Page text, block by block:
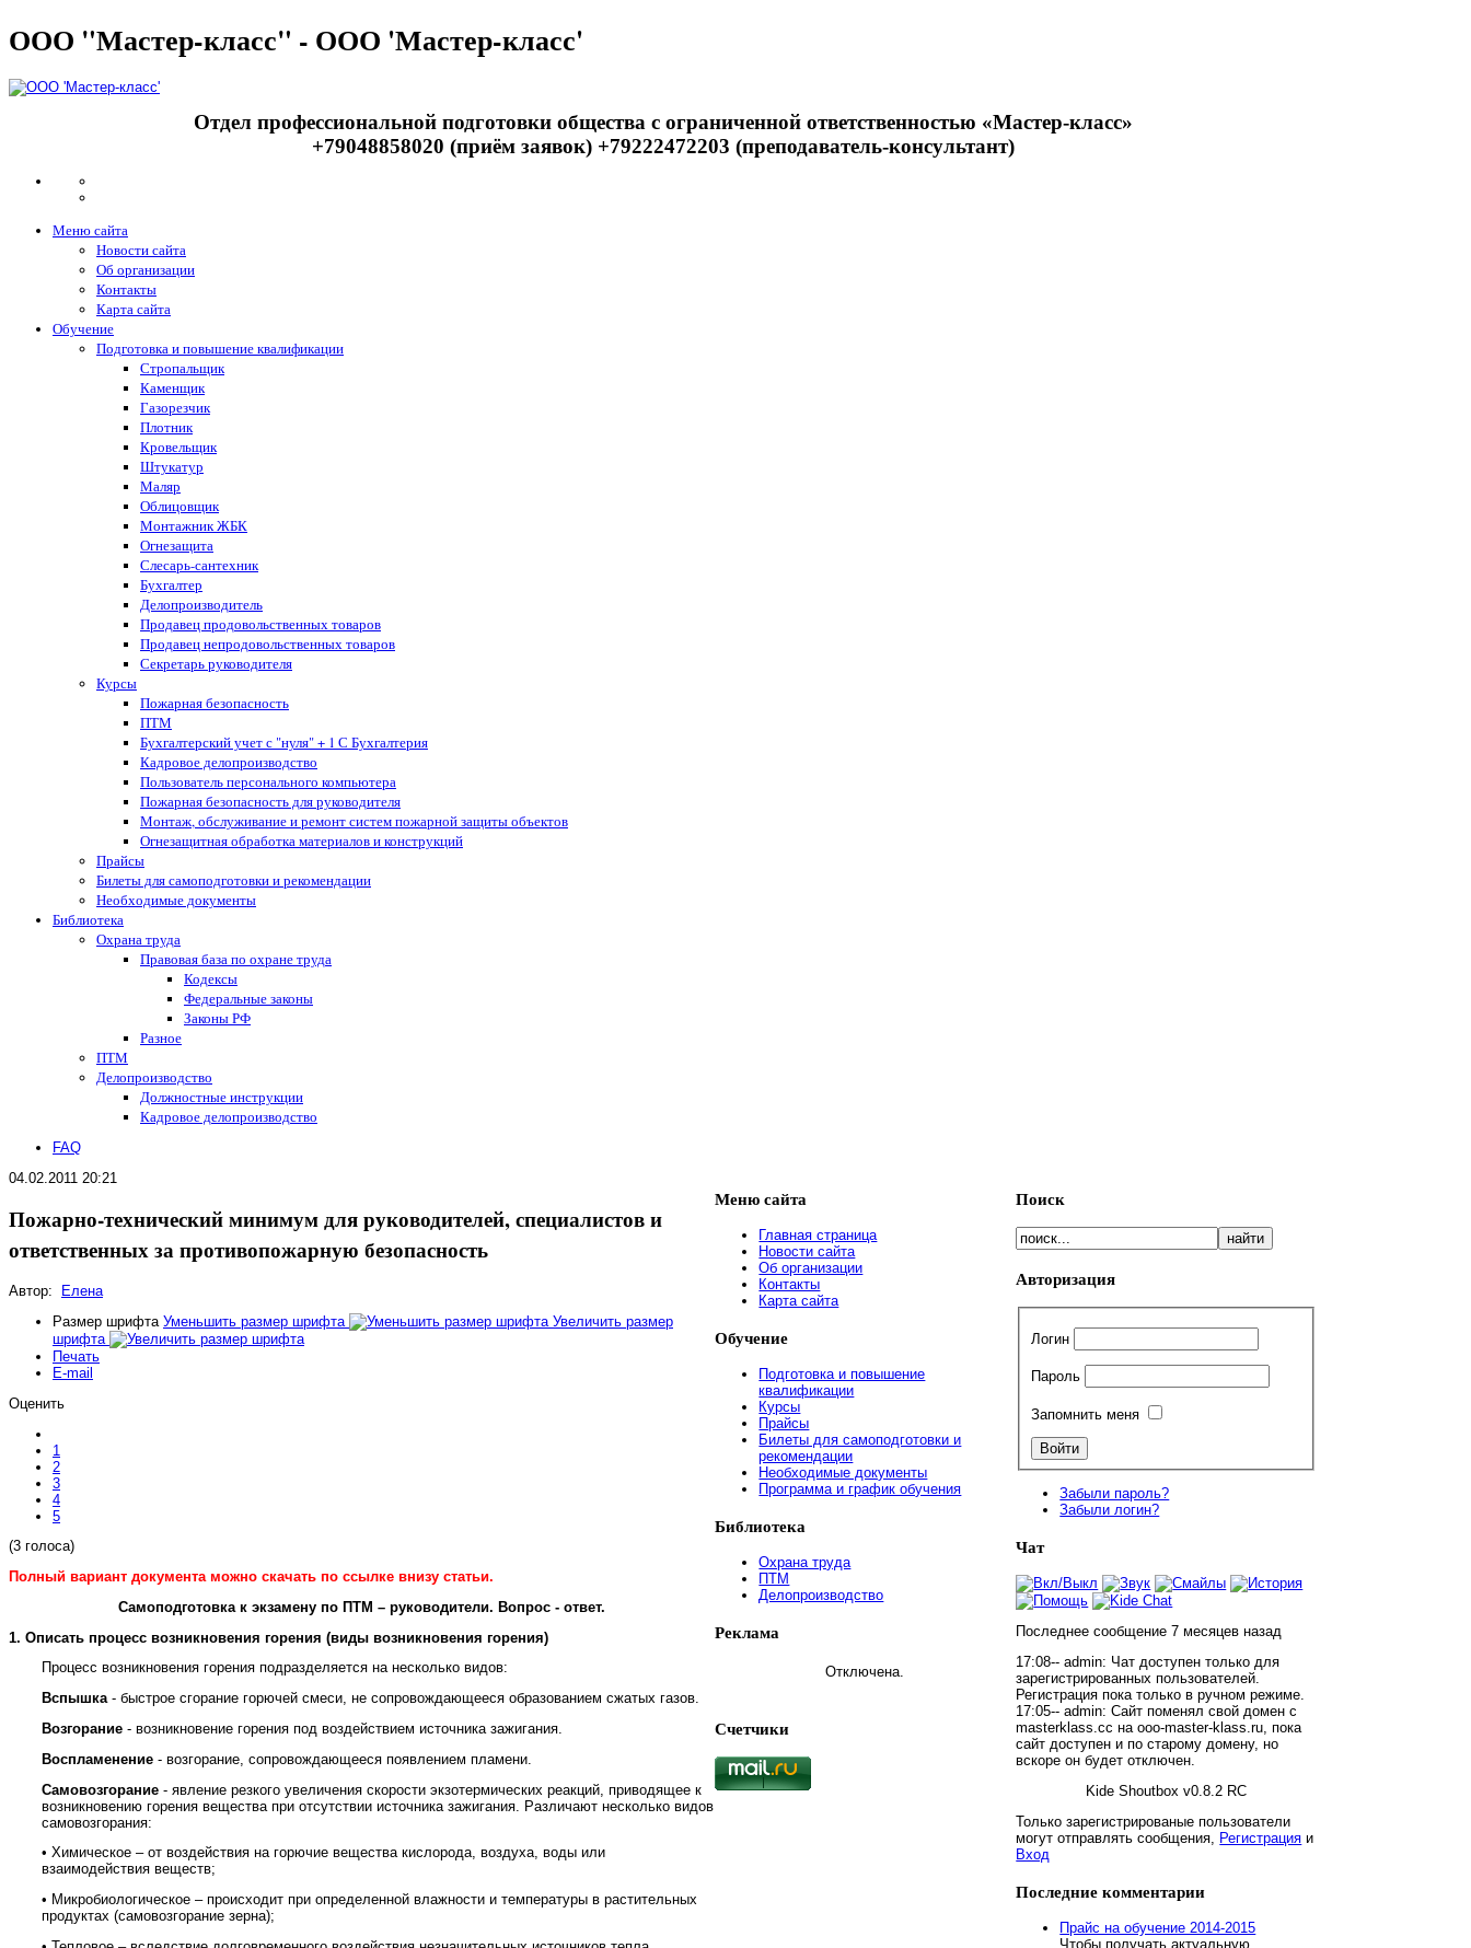
ООО "Мастер-класс" - ООО 'Мастер-класс'
Отдел профессиональной подготовки общества с ограниченной ответственностью «Мастер-класс»
+79048858020 (приём заявок) +79222472203 (преподаватель-консультант)
Меню сайта
Новости сайта
Об организации
Контакты
Карта сайта
Обучение
Подготовка и повышение квалификации
Стропальщик
Каменщик
Газорезчик
Плотник
Кровельщик
Штукатур
Маляр
Облицовщик
Монтажник ЖБК
Огнезащита
Слесарь-сантехник
Бухгалтер
Делопроизводитель
Продавец продовольственных товаров
Продавец непродовольственных товаров
Секретарь руководителя
Курсы
Пожарная безопасность
ПТМ
Бухгалтерский учет с "нуля" + 1 С Бухгалтерия
Кадровое делопроизводство
Пользователь персонального компьютера
Пожарная безопасность для руководителя
Монтаж, обслуживание и ремонт систем пожарной защиты объектов
Огнезащитная обработка материалов и конструкций
Прайсы
Билеты для самоподготовки и рекомендации
Необходимые документы
Библиотека
Охрана труда
Правовая база по охране труда
Кодексы
Федеральные законы
Законы РФ
Разное
ПТМ
Делопроизводство
Должностные инструкции
Кадровое делопроизводство
FAQ
04.02.2011 20:21
Пожарно-технический минимум для руководителей, специалистов и
ответственных за противопожарную безопасность
Автор:
Елена
Размер шрифта Уменьшить размер шрифта
Увеличить размер
шрифта
Печать
E-mail
Оценить
1
2
3
4
5
(3 голоса)
Полный вариант документа можно скачать по ссылке внизу статьи.
Самоподготовка к экзамену по ПТМ – руководители. Вопрос - ответ.
1. Описать процесс возникновения горения (виды возникновения горения)
Процесс возникновения горения подразделяется на несколько видов:
Вспышка- быстрое сгорание горючей смеси, не сопровождающееся образованием сжатых газов.
Возгорание - возникновение горения под воздействием источника зажигания.
Воспламенение - возгорание, сопровождающееся появлением пламени.
Самовозгорание - явление резкого увеличения скорости экзотермических реакций, приводящее к
возникновению горения вещества при отсутствии источника зажигания. Различают несколько видов
самовозгорания:
• Химическое – от воздействия на горючие вещества кислорода, воздуха, воды или
взаимодействия веществ;
• Микробиологическое – происходит при определенной влажности и температуры в растительных
продуктах (самовозгорание зерна);
Менюсайта
Главная страница
Новости сайта
Об организации
Контакты
Карта сайта
Обучение
Подготовка и повышение
квалификации
Курсы
Прайсы
Билеты для самоподготовки и
рекомендации
Необходимые документы
Программа и график обучения
Библиотека
Охрана труда
ПТМ
Делопроизводство
Реклама
Отключена.
Счетчики
Поиск
Авторизация
Логин
Пароль
Запомнить меня
Забыли пароль?
Забыли логин?
Чат
Последнее сообщение 7 месяцев назад
17:08-- admin: Чат доступен только для
зарегистрированных пользователей.
Регистрация пока только в ручном режиме.
17:05-- admin:Сайт поменял свой домен с
masterklass.cc на ooo-master-klass.ru, пока
сайт доступен и по старому домену, но
вскоре он будет отключен.
Kide Shoutbox v0.8.2 RC
Только зарегистрированые пользователи
могут отправлять сообщения, Регистрация и
Вход
Последниекомментарии
Прайс на обучение 2014-2015
Чтобы получать актуальную